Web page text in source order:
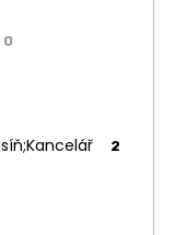
0
2